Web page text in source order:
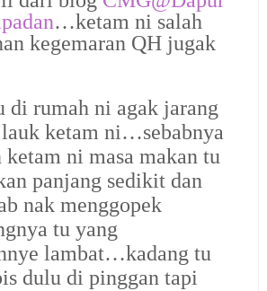
…ketam ni salah
kegemaran QH jugak
di rumah ni agak jarang
ketam ni…sebabnya
ni masa makan tu
panjang sedikit dan
nak menggopek
tu yang
lambat…kadang tu
dulu di pinggan tapi